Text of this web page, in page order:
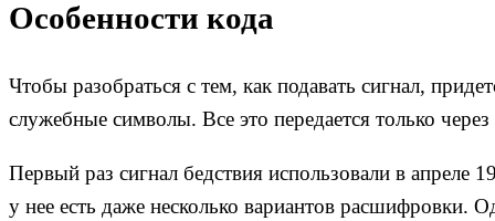
Особенности кода
Чтобы разобраться с тем, как подавать сигнал,
служебные символы. Все это передается только
Первый раз сигнал бедствия использовали в
у нее есть даже несколько вариантов расшифровки.